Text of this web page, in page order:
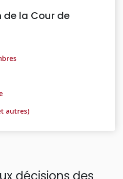
la Cour de
autres)
décisions des